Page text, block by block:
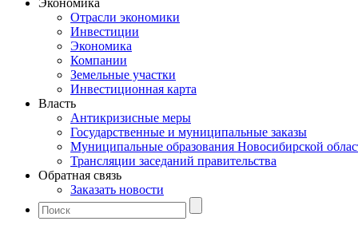
Экономика
Отрасли экономики
Инвестиции
Экономика
Компании
Земельные участки
Инвестиционная карта
Власть
Антикризисные меры
Государственные и муниципальные заказы
Муниципальные образования Новосибирской
Трансляции заседаний правительства
Обратная связь
Заказать новости